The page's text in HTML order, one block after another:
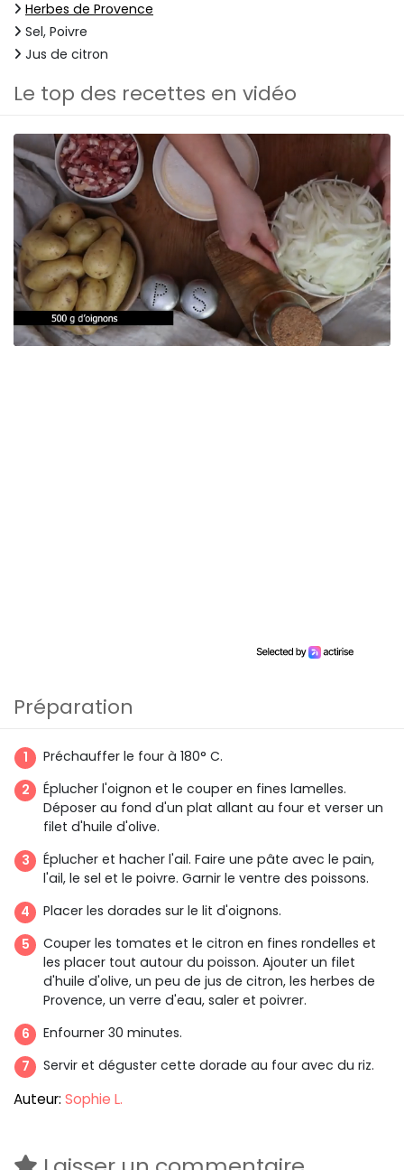
Herbes de Provence
Sel, Poivre
Jus de citron
Le top des recettes en vidéo
Préparation
Préchauffer le four à 180° C.
Éplucher l'oignon et le couper en fines lamelles.
Déposer au fond d'un plat allant au four et verser un
filet d'huile d'olive.
Éplucher et hacher l'ail. Faire une pâte avec le pain,
l'ail, le sel et le poivre. Garnir le ventre des poissons.
Placer les dorades sur le lit d'oignons.
Couper les tomates et le citron en fines rondelles et
les placer tout autour du poisson. Ajouter un filet
d'huile d'olive, un peu de jus de citron, les herbes de
Provence, un verre d'eau, saler et poivrer.
Enfourner 30 minutes.
Servir et déguster cette dorade au four avec du riz.
Auteur: Sophie L.